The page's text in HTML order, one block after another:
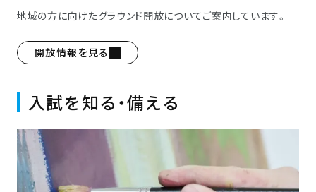
地域の方に向けたグラウンド開放についてご案内しています。
開放情報を見る
入試を知る・備える